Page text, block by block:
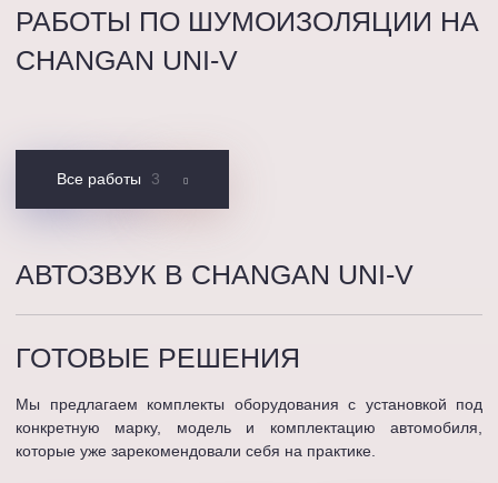
РАБОТЫ ПО ШУМОИЗОЛЯЦИИ НА
CHANGAN UNI-V
Все работы 3
АВТОЗВУК В CHANGAN UNI-V
ГОТОВЫЕ РЕШЕНИЯ
Мы предлагаем комплекты оборудования с установкой под
конкретную марку, модель и комплектацию автомобиля,
которые уже зарекомендовали себя на практике.